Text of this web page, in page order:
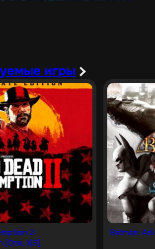
игры
2:
[One, X|S]
Batman: